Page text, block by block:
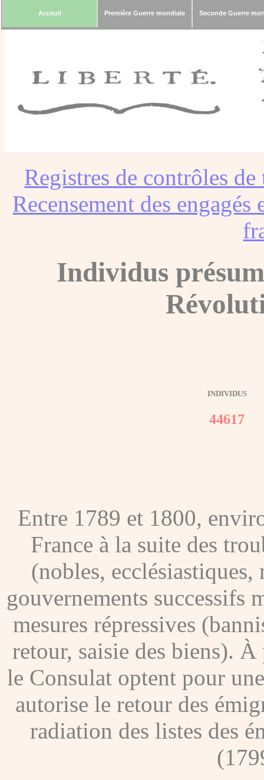
Acceuil Première Guerre mondiale Seconde Guerre
Registres de contrôles
Recensement des
Individus
INDIVIDUS
44617
Entre 1789 et 1800,
France à la suite des
(nobles,
gouvernements successifs
mesures répressives
retour, saisie des biens).
le Consulat optent pour
autorise le retour des
radiation des listes des